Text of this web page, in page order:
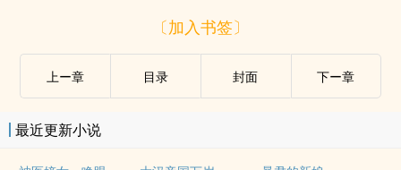
〔加入书签〕
上ー章 目录 封面 下ー章
最近更新小说